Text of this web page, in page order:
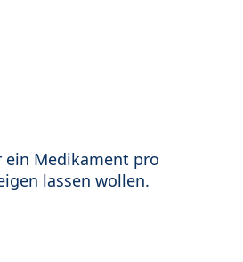
ein Medikament pro
lassen wollen.